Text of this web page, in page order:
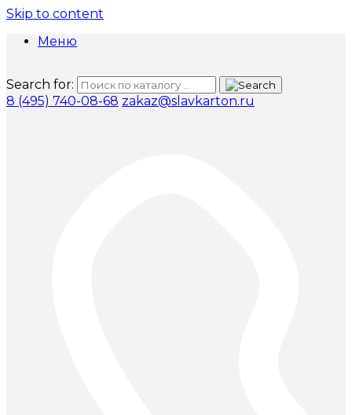
Skip to content
Меню
Search for:
8 (495) 740-08-68 zakaz@slavkarton.ru